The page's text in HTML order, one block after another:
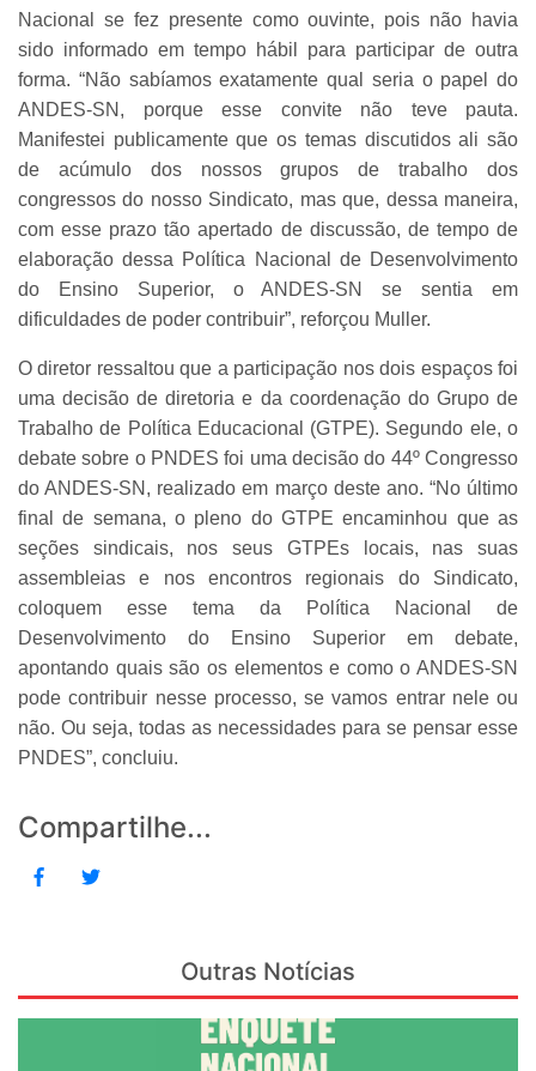
Nacional se fez presente como ouvinte, pois não havia
sido informado em tempo hábil para participar de outra
forma. “Não sabíamos exatamente qual seria o papel do
ANDES-SN, porque esse convite não teve pauta.
Manifestei publicamente que os temas discutidos ali são
de acúmulo dos nossos grupos de trabalho dos
congressos do nosso Sindicato, mas que, dessa maneira,
com esse prazo tão apertado de discussão, de tempo de
elaboração dessa Política Nacional de Desenvolvimento
do Ensino Superior, o ANDES-SN se sentia em
dificuldades de poder contribuir”, reforçou Muller.
O diretor ressaltou que a participação nos dois espaços foi
uma decisão de diretoria e da coordenação do Grupo de
Trabalho de Política Educacional (GTPE). Segundo ele, o
debate sobre o PNDES foi uma decisão do 44º Congresso
do ANDES-SN, realizado em março deste ano. “No último
final de semana, o pleno do GTPE encaminhou que as
seções sindicais, nos seus GTPEs locais, nas suas
assembleias e nos encontros regionais do Sindicato,
coloquem esse tema da Política Nacional de
Desenvolvimento do Ensino Superior em debate,
apontando quais são os elementos e como o ANDES-SN
pode contribuir nesse processo, se vamos entrar nele ou
não. Ou seja, todas as necessidades para se pensar esse
PNDES”, concluiu.
Compartilhe...
Outras Notícias